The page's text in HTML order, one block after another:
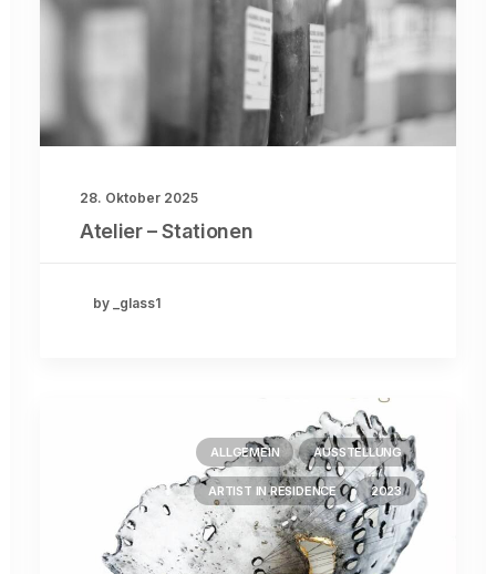
28. Oktober 2025
Atelier – Stationen
by _glass1
ALLGEMEIN AUSSTELLUNG
ARTIST IN RESIDENCE 2023